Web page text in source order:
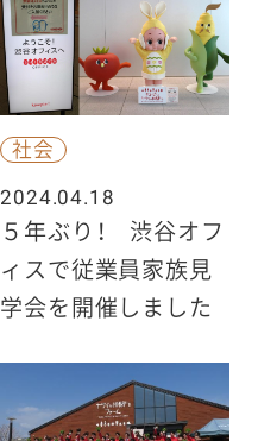
社会
2024.04.18
５年ぶり！ 渋谷オフ
ィスで従業員家族見
学会を開催しました